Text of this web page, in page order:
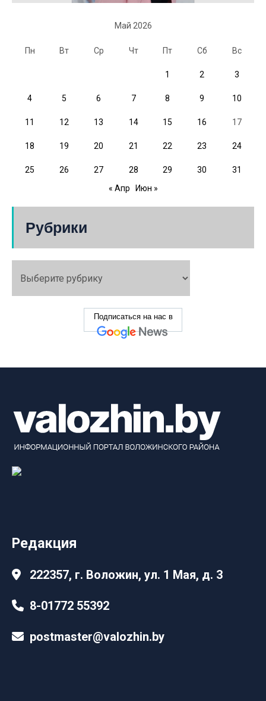
Май 2026
Пн Вт Ср Чт Пт Сб Вс
1 2 3
4 5 6 7 8 9 10
11 12 13 14 15 16 17
18 19 20 21 22 23 24
25 26 27 28 29 30
31
« Апр
Июн »
Рубрики
Подписаться на нас в
Редакция
222357, г. Воложин, ул. 1 Мая, д. 3
8-01772 55392
postmaster@valozhin.by